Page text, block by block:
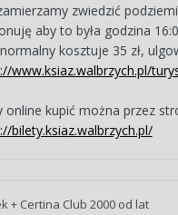
zwiedzić
aby to była godzina
kosztuje 35 zł,
www.ksiaz.walbrzych.pl/
online kupić można przez
bilety.ksiaz.walbrzych.pl/
+ Certina Club 2000 od lat